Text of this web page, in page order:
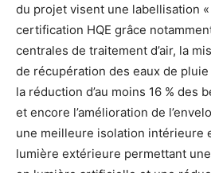
du projet visent une labellisation
certification HQE grâce
centrales de traitement d’air, la
de récupération des eaux de
la réduction d’au moins 16 % des
et encore l’amélioration de
une meilleure isolation intérieure
lumière extérieure permettant